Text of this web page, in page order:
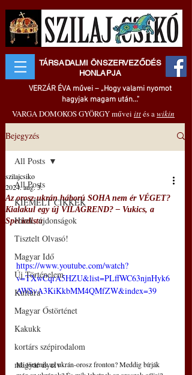
TÁRSADALMI ÖNSZERVEZŐDÉS
HONLAPJA
VERZÁR ÉVA művei – „Hogy valami nyomot
hagyjak magam után..."
VARGA DOMOKOS GYÖRGY művei ittés awikin
Bejegyzés
All Posts
KIEMELT CIKKEK
Hírek, újdonságok
Tisztelt Olvasó!
Magyar Idő
Új Történelem
Kultúra
Magyar Őstörténet
Kakukk
kortárs szépirodalom
magyar nyelv
All Posts
Az orosz-ukrán háború SOHA nem ér VÉGET?
Kialakul egy új VILÁGREND? – Vukics, a
Specialista
szilajcsiko
2024. aug. 3.
https://www.youtube.com/watch?
v=TXwCqrA5HZU&list=PLffWC63njnHyk6
AWSvA3KiKkbMM4QMfZW&index=39
Mi történik az ukrán-orosz fronton? Meddig bírják